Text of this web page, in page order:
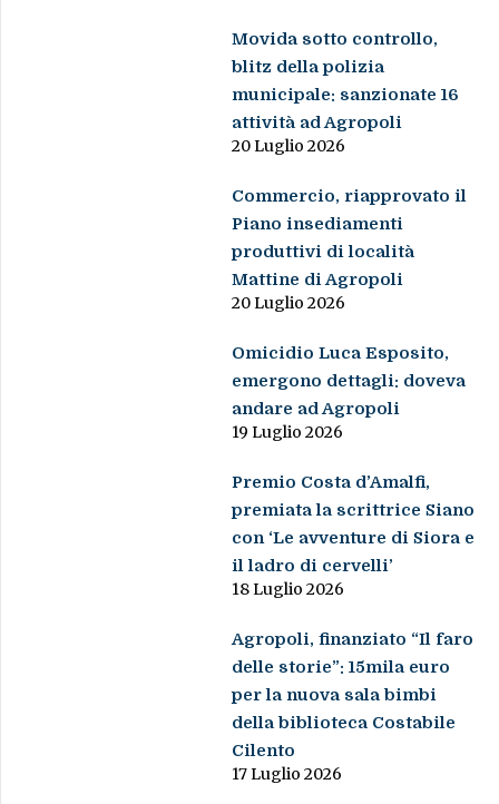
Movida sotto controllo,
blitz della polizia
municipale: sanzionate 16
attività ad Agropoli
20 Luglio 2026
Commercio, riapprovato il
Piano insediamenti
produttivi di località
Mattine di Agropoli
20 Luglio 2026
Omicidio Luca Esposito,
emergono dettagli: doveva
andare ad Agropoli
19 Luglio 2026
Premio Costa d’Amalfi,
premiata la scrittrice Siano
con ‘Le avventure di Siora e
il ladro di cervelli’
18 Luglio 2026
Agropoli, finanziato “Il faro
delle storie”: 15mila euro
per la nuova sala bimbi
della biblioteca Costabile
Cilento
17 Luglio 2026